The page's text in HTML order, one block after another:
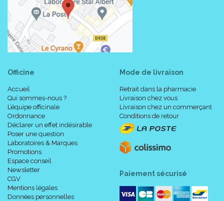
Officine
Accueil
Qui sommes-nous ?
L’équipe officinale
Ordonnance
Déclarer un effet indésirable
Poser une question
Laboratoires & Marques
Promotions
Espace conseil
Newsletter
CGV
Mentions légales
Données personnelles
Mode de livraison
Retrait dans la pharmacie
Livraison chez vous
Livraison chez un commerçant
Conditions de retour
Paiement sécurisé